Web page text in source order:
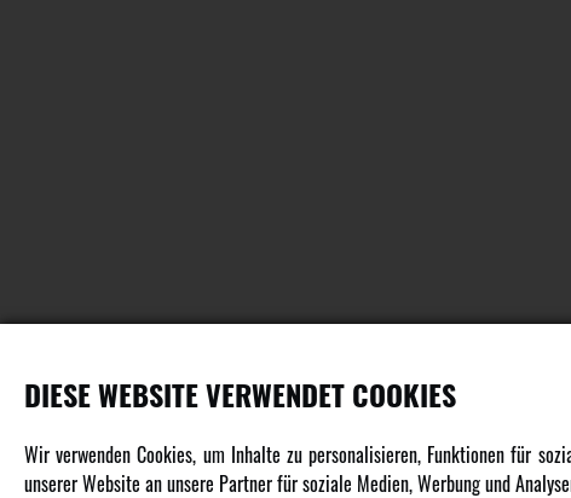
DIESE WEBSITE VERWENDET COOKIES
Wir verwenden Cookies, um Inhalte zu personalisieren, Funktionen für
unserer Website an unsere Partner für soziale Medien, Werbung und